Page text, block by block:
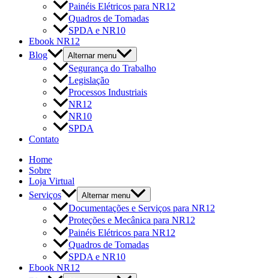
Painéis Elétricos para NR12
Quadros de Tomadas
SPDA e NR10
Ebook NR12
Blog
Alternar menu
Segurança do Trabalho
Legislação
Processos Industriais
NR12
NR10
SPDA
Contato
Home
Sobre
Loja Virtual
Serviços
Alternar menu
Documentações e Serviços para NR12
Proteções e Mecânica para NR12
Painéis Elétricos para NR12
Quadros de Tomadas
SPDA e NR10
Ebook NR12